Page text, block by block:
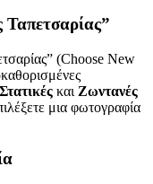
(Choose New
Στατικές και Ζωντανές
μια φωτογραφία